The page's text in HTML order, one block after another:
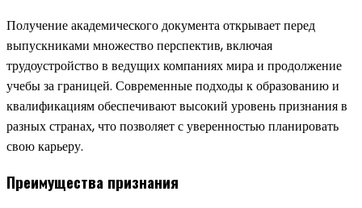
Получение академического документа открывает перед
выпускниками множество перспектив, включая
трудоустройство в ведущих компаниях мира и продолжение
учебы за границей. Современные подходы к образованию и
квалификациям обеспечивают высокий уровень признания в
разных странах, что позволяет с уверенностью планировать
свою карьеру.
Преимущества признания